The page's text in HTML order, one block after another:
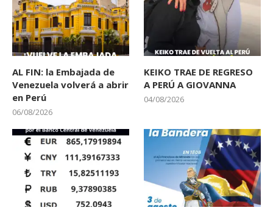
AL FIN: la Embajada de
Venezuela volverá a abrir
en Perú
06/08/2026
KEIKO TRAE DE REGRESO
A PERÚ A GIOVANNA
04/08/2026